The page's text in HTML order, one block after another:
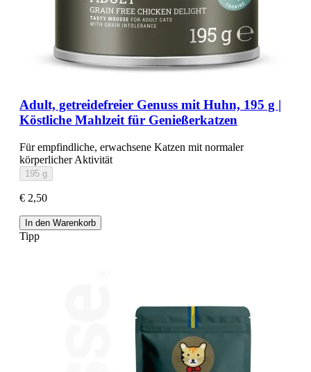
Adult, getreidefreier Genuss mit Huhn, 195 g |
Köstliche Mahlzeit für Genießerkatzen
Für empfindliche, erwachsene Katzen mit normaler
körperlicher Aktivität
195 g
€ 2,50
In den Warenkorb
Tipp